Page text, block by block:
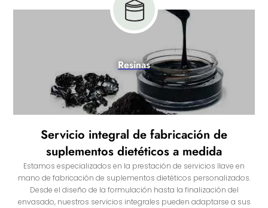
Resinas
Servicio integral de fabricación de
suplementos dietéticos a medida
Estamos especializados en la prestación de servicios llave en
mano de fabricación de suplementos dietéticos personalizados.
Desde el diseño de la formulación hasta la finalización del
envasado, nuestros servicios integrales pueden adaptarse a sus